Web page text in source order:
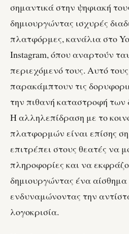
σημαντικά στην ψηφιακή
δημιουργώντας ισχυρές
πλατφόρμες, κανάλια στο
Instagram, όπου αναρτούν
περιεχόμενό τους. Αυτό
παρακάμπτουν τις
την πιθανή καταστροφή
Η αλληλεπίδραση με το
πλατφορμών είναι επίσης
επιτρέπει στους θεατές να
πληροφορίες και να
δημιουργώντας ένα αίσθημα
ενδυναμώνοντας την
λογοκρισία.